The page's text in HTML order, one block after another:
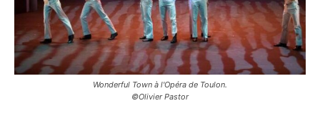
Wonderful Town à l'Opéra de Toulon.
©Olivier Pastor